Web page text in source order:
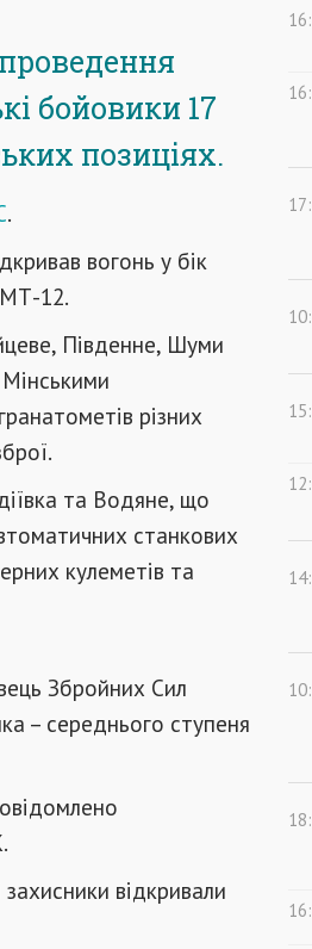
бойовики 17
позиціях.
.
вогонь у бік
МТ-12.
Південне, Шуми
різних
та Водяне, що
станкових
кулеметів та
Збройних Сил
– середнього ступеня
відкривали